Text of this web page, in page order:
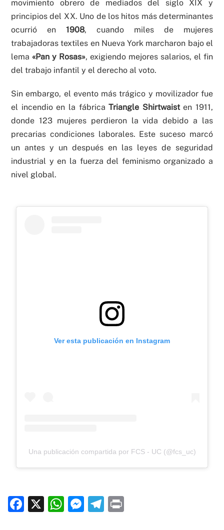
movimiento obrero de mediados del siglo XIX y
principios del XX. Uno de los hitos más determinantes
ocurrió en 1908, cuando miles de mujeres
trabajadoras textiles en Nueva York marcharon bajo el
lema «Pan y Rosas», exigiendo mejores salarios, el fin
del trabajo infantil y el derecho al voto.
Sin embargo, el evento más trágico y movilizador fue
el incendio en la fábricaTriangle Shirtwaisten 1911,
donde 123 mujeres perdieron la vida debido a las
precarias condiciones laborales. Este suceso marcó
un antes y un después en las leyes de seguridad
industrial y en la fuerza del feminismo organizado a
nivel global.
Ver esta publicación en Instagram
Una publicación compartida por FCS - UC (@fcs_uc)
Facebook
X WhatsApp
Messenger
Telegram